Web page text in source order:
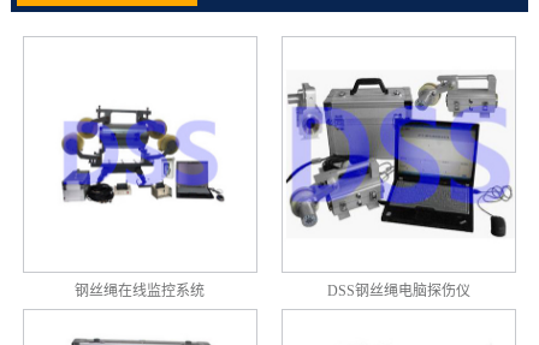
钢丝绳在线监控系统 DSS钢丝绳电脑探伤仪